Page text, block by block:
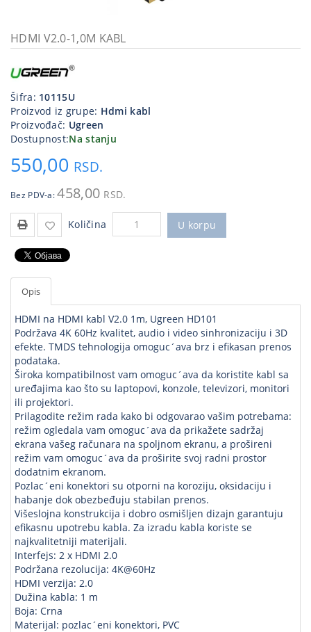
priključci
Kućna
tehnika
Poslovna
oprema,računari
Strujni
program
HDMI V2.0-1,0M KABL
Šifra: 10115U
Proizvod iz grupe: Hdmi kabl
Proizvođač: Ugreen
Dostupnost:Na stanju
550,00 RSD.
Bez PDV-a: 458,00 RSD.
Količina U korpu
Opis
HDMI na HDMI kabl V2.0 1m, Ugreen HD101
Podržava 4K 60Hz kvalitet, audio i video sinhronizaciju i 3D
efekte. TMDS tehnologija omoguc´ava brz i efikasan prenos
podataka.
Široka kompatibilnost vam omoguc´ava da koristite kabl sa
uređajima kao što su laptopovi, konzole, televizori, monitori
ili projektori.
Prilagodite režim rada kako bi odgovarao vašim potrebama:
režim ogledala vam omoguc´ava da prikažete sadržaj
ekrana vašeg računara na spoljnom ekranu, a prošireni
režim vam omoguc´ava da proširite svoj radni prostor
dodatnim ekranom.
Pozlac´eni konektori su otporni na koroziju, oksidaciju i
habanje dok obezbeđuju stabilan prenos.
Višeslojna konstrukcija i dobro osmišljen dizajn garantuju
efikasnu upotrebu kabla. Za izradu kabla koriste se
najkvalitetniji materijali.
Interfejs: 2 x HDMI 2.0
Podržana rezolucija: 4K@60Hz
HDMI verzija: 2.0
Dužina kabla: 1 m
Boja: Crna
Materijal: pozlac´eni konektori, PVC